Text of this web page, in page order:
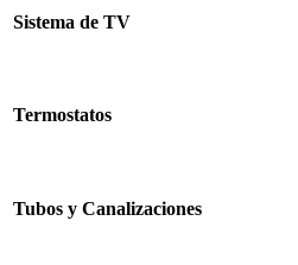
Sistema de TV
Termostatos
Tubos y Canalizaciones